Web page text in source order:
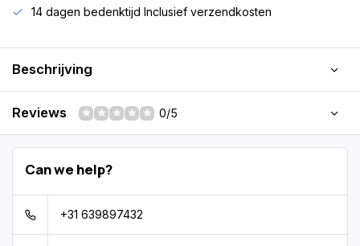
14 dagen bedenktijd Inclusief verzendkosten
Beschrijving
Reviews 0/5
Can we help?
+31 639897432